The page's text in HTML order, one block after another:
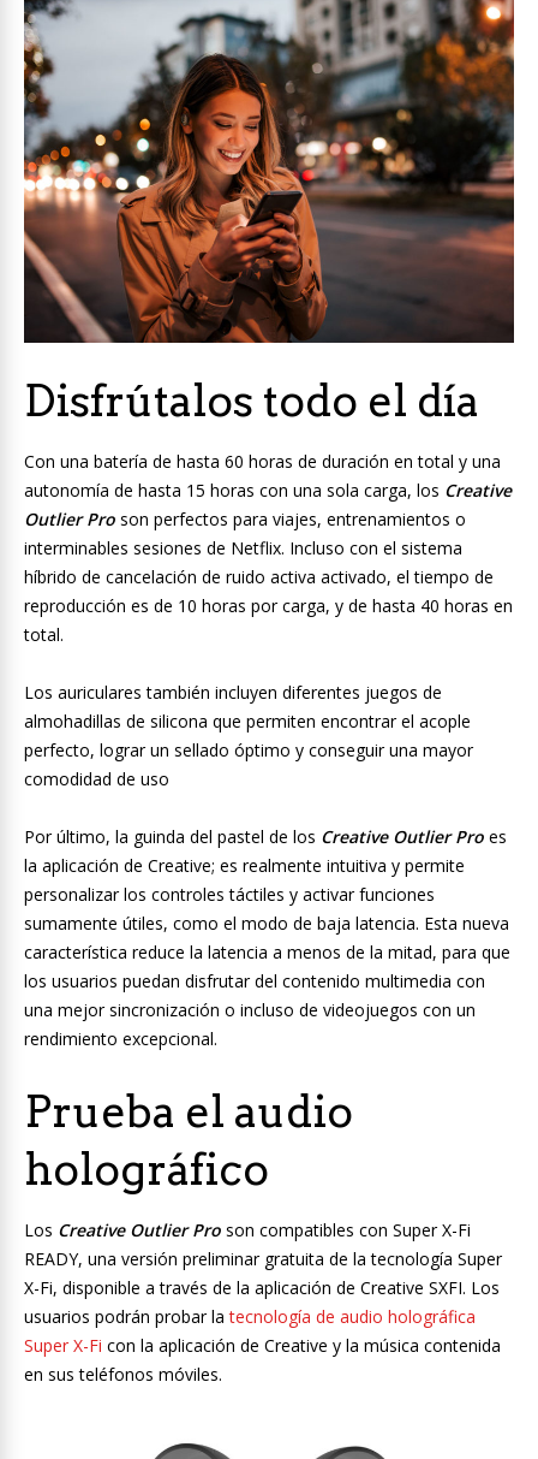
Disfrútalos todo el día
Con una batería de hasta 60 horas de duración en total y una
autonomía de hasta 15 horas con una sola carga, los Creative
Outlier Pro son perfectos para viajes, entrenamientos o
interminables sesiones de Netflix. Incluso con el sistema
híbrido de cancelación de ruido activa activado, el tiempo de
reproducción es de 10 horas por carga, y de hasta 40 horas en
total.
Los auriculares también incluyen diferentes juegos de
almohadillas de silicona que permiten encontrar el acople
perfecto, lograr un sellado óptimo y conseguir una mayor
comodidad de uso
Por último, la guinda del pastel de los Creative Outlier Pro es
la aplicación de Creative; es realmente intuitiva y permite
personalizar los controles táctiles y activar funciones
sumamente útiles, como el modo de baja latencia. Esta nueva
característica reduce la latencia a menos de la mitad, para que
los usuarios puedan disfrutar del contenido multimedia con
una mejor sincronización o incluso de videojuegos con un
rendimiento excepcional.
Prueba el audio
holográfico
Los Creative Outlier Pro son compatibles con Super X-Fi
READY, una versión preliminar gratuita de la tecnología Super
X-Fi, disponible a través de la aplicación de Creative SXFI. Los
usuarios podrán probar latecnología de audio holográfica
Super X-Fi con la aplicación de Creative y la música contenida
en sus teléfonos móviles.